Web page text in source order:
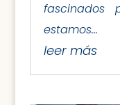
estamos...
leer más